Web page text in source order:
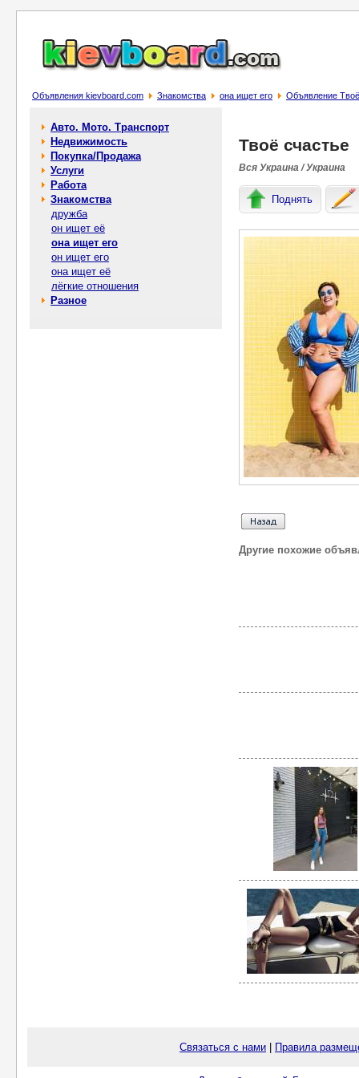
Объявления kievboard.com Знакомства она ищет его Объявление
Авто. Мото. Транспорт
Недвижимость
Покупка/Продажа
Услуги
Работа
Знакомства
дружба
он ищет её
она ищет его
он ищет его
она ищет её
лёгкие отношения
Разное
Твоё счастье
Вся Украина / Украина
Поднять
Другие похожие
Связаться с нами Правила